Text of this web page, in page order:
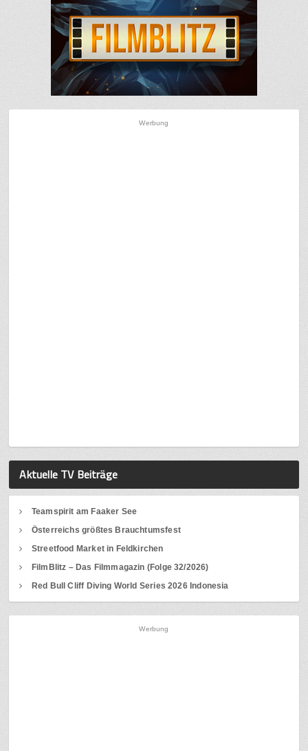
Werbung
Aktuelle TV Beiträge
Teamspirit am Faaker See
Österreichs größtes Brauchtumsfest
Streetfood Market in Feldkirchen
FilmBlitz – Das Filmmagazin (Folge 32/2026)
Red Bull Cliff Diving World Series 2026 Indonesia
Werbung